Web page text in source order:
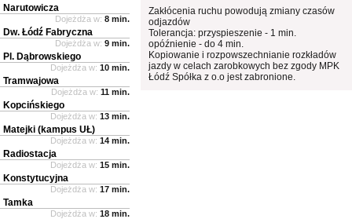
Zakłócenia ruchu powodują zmiany czasów
odjazdów
Tolerancja: przyspieszenie - 1 min.
opóźnienie - do 4 min.
Kopiowanie i rozpowszechnianie rozkładów
jazdy w celach zarobkowych bez zgody MPK
Łódź Spółka z o.o jest zabronione.
Narutowicza
Dojeżdża w: 8 min.
Dw. Łódź Fabryczna
Dojeżdża w: 9 min.
Pl. Dąbrowskiego
Dojeżdża w: 10 min.
Tramwajowa
Dojeżdża w: 11 min.
Kopcińskiego
Dojeżdża w: 13 min.
Matejki (kampus UŁ)
Dojeżdża w: 14 min.
Radiostacja
Dojeżdża w: 15 min.
Konstytucyjna
Dojeżdża w: 17 min.
Tamka
Dojeżdża w: 18 min.